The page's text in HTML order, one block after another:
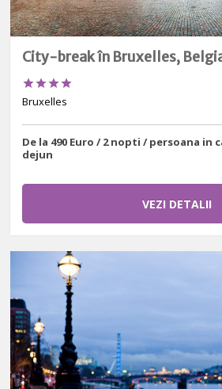
City-break în Bruxelles,

Bruxelles
De la 490 Euro / 2 nopti / persoana in
dejun
VEZI DETALII